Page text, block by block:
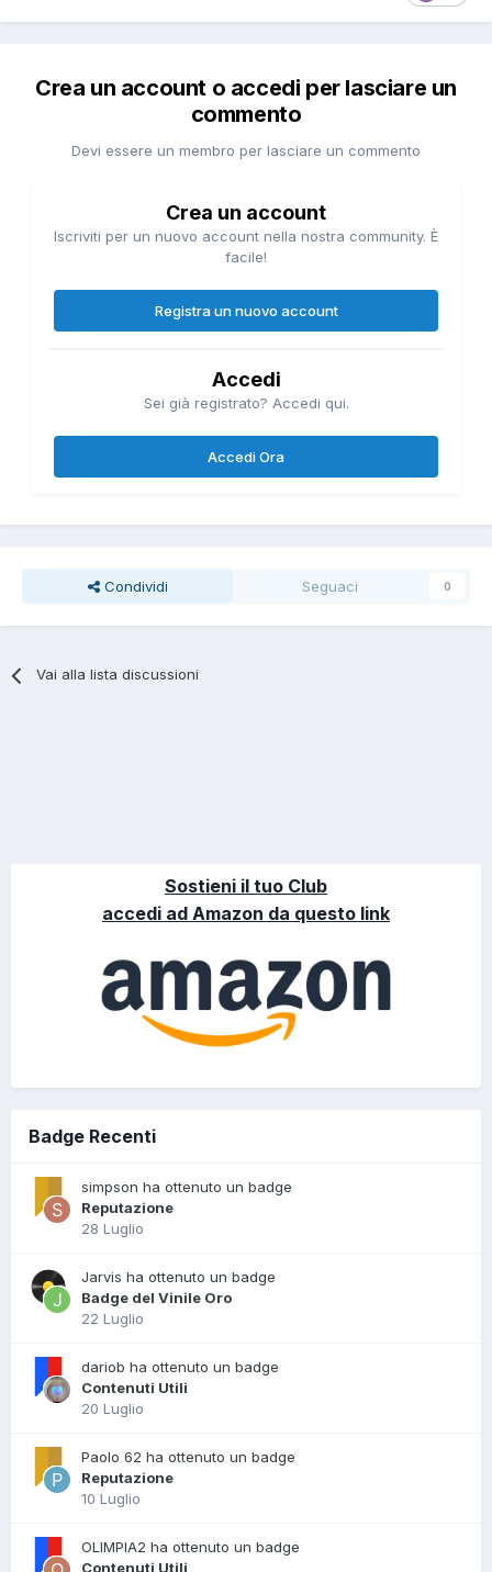
Crea un account o accedi per lasciare un
commento
Devi essere un membro per lasciare un commento
Crea un account
Iscriviti per un nuovo account nella nostra community. È
facile!
Registra un nuovo account
Accedi
Sei già registrato? Accedi qui.
Accedi Ora
Condividi Seguaci 0
Vai alla lista discussioni
Sostieni il tuo Club
accedi ad Amazon da questo link
Badge Recenti
simpson ha ottenuto un badge
Reputazione
28 Luglio
Jarvis ha ottenuto un badge
Badge del Vinile Oro
22 Luglio
dariob ha ottenuto un badge
Contenuti Utili
20 Luglio
Paolo 62 ha ottenuto un badge
Reputazione
10 Luglio
OLIMPIA2 ha ottenuto un badge
Contenuti Utili